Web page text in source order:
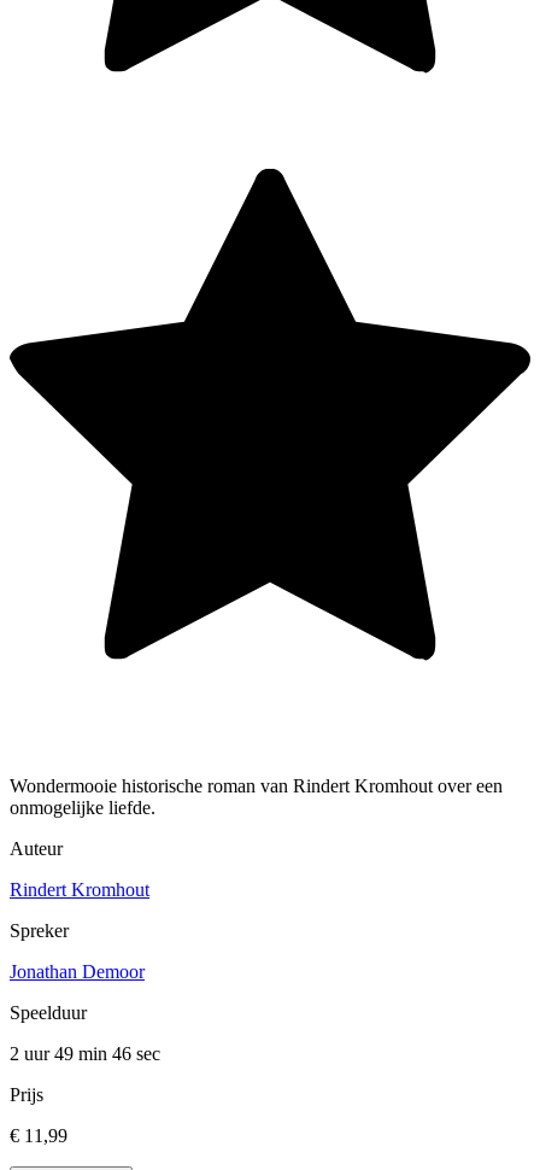
Wondermooie historische roman van Rindert Kromhout over een
onmogelijke liefde.
Auteur
Rindert Kromhout
Spreker
Jonathan Demoor
Speelduur
2 uur 49 min 46 sec
Prijs
€ 11,99